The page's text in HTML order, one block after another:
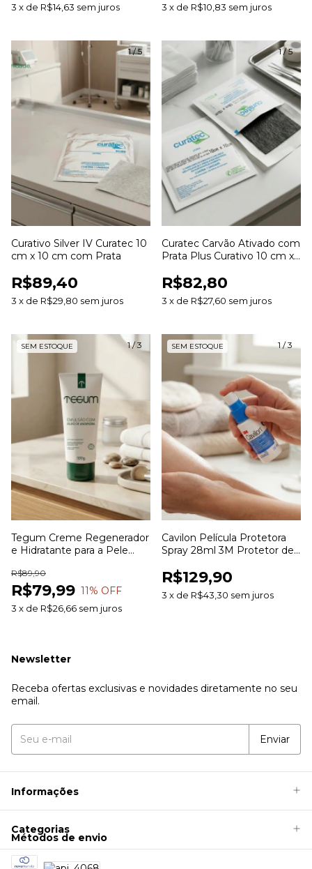
3 x de R$14,63 sem juros 3 x de R$10,83 sem juros
1/5
Curativo Silver IV Curatec 10
cm x 10 cm com Prata
R$89,40
3 x de R$29,80 sem juros
1/5
Curatec Carvão Ativado com
Prata Plus Curativo 10 cm x
R$82,80
3 x de R$27,60 sem juros
1/3
SEM ESTOQUE
Tegum Creme Regenerador
e Hidratante para a Pele
R$79,99
R$89,90
11% OFF
3 x de R$26,66 sem juros
1/3
SEM ESTOQUE
Cavilon Película Protetora
Spray 28ml 3M Protetor de
R$129,90
3 x de R$43,30 sem juros
Newsletter
Receba ofertas exclusivas e novidades diretamente no seu
email.
Informações
Categorias
Métodos de envio